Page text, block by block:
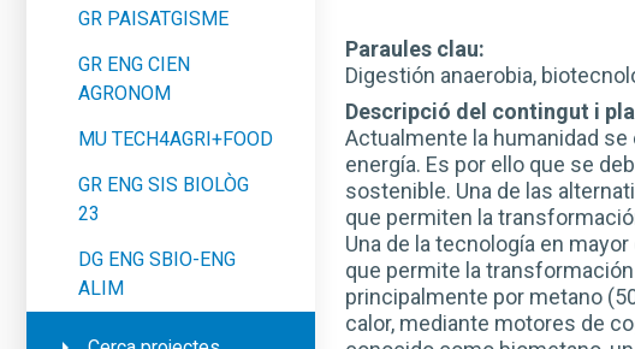
GR PAISATGISME
GR ENG CIEN
AGRONOM
MU TECH4AGRI+FOOD
GR ENG SIS BIOLÒG
23
DG ENG SBIO-ENG
ALIM
Paraules clau:
Digestión anaerobia,
Descripció del contingut i
Actualmente la humanidad
energía. Es por ello que se
sostenible. Una de las
que permiten la
Una de la tecnología en
que permite la
principalmente por metano
calor, mediante motores de